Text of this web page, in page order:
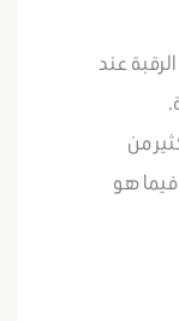
عند
من
فيما هو